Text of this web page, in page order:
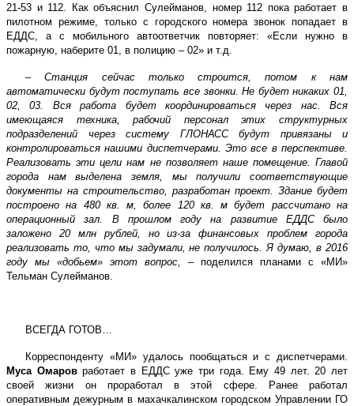
21-53 и 112. Как объяснил Сулейманов, номер 112 пока работает в
пилотном режиме, только с городского номера звонок попадает в
ЕДДС, а с мобильного автоответчик повторяет: «Если нужно в
пожарную, наберите 01, в полицию – 02» и т.д.
–Станция сейчас только строится, потом к нам
автоматически будут поступать все звонки. Не будет никаких 01,
02, 03. Вся работа будет координироваться через нас. Вся
имеющаяся техника, рабочий персонал этих структурных
подразделений через систему ГЛОНАСС будут привязаны и
контролироваться нашими диспетчерами. Это все в перспективе.
Реализовать эти цели нам не позволяет наше помещение. Главой
города нам выделена земля, мы получили соответствующие
документы на строительство, разработан проект. Здание будет
построено на 480 кв. м , более 120 кв. м будет рассчитано на
операционный зал. В прошлом году на развитие ЕДДС было
заложено 20 млн рублей, но из-за финансовых проблем города
реализовать то, что мы задумали, не получилось. Я думаю, в 2016
году мы «добьем» этот вопрос,
– поделился планами с «МИ»
Тельман Сулейманов.
ВСЕГДА ГОТОВ…
Корреспонденту «МИ» удалось пообщаться и с диспетчерами.
Муса Омаровработает в ЕДДС уже три года. Ему 49 лет. 20 лет
своей жизни он проработал в этой сфере. Ранее работал
оперативным дежурным в махачкалинском городском Управлении ГО